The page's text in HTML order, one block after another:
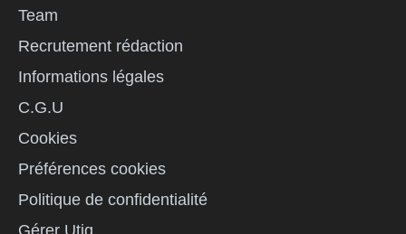
Team
Recrutement rédaction
Informations légales
C.G.U
Cookies
Préférences cookies
Politique de confidentialité